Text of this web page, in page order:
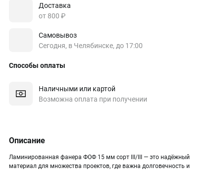
Доставка
от 800 ₽
Самовывоз
Сегодня, в Челябинске, до 17:00
Способы оплаты
Наличными или картой
Возможна оплата при получении
Описание
Ламинированная фанера ФОФ 15 мм сорт III/III — это надёжный
материал для множества проектов, где важна долговечность и